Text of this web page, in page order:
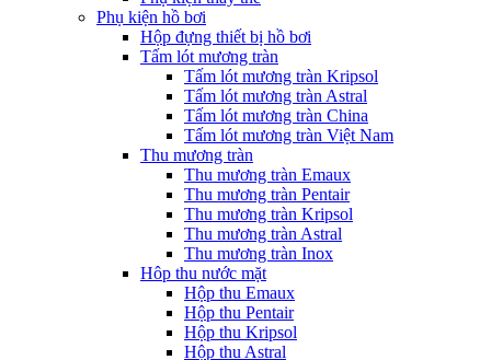
Phụ kiện hồ bơi
Hộp đựng thiết bị hồ bơi
Tấm lót mương tràn
Tấm lót mương tràn Kripsol
Tấm lót mương tràn Astral
Tấm lót mương tràn China
Tấm lót mương tràn Việt Nam
Thu mương tràn
Thu mương tràn Emaux
Thu mương tràn Pentair
Thu mương tràn Kripsol
Thu mương tràn Astral
Thu mương tràn Inox
Hôp thu nước mặt
Hộp thu Emaux
Hộp thu Pentair
Hộp thu Kripsol
Hộp thu Astral